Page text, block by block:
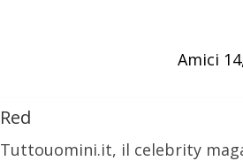
Amici
Red
Tuttouomini.it, il celebrity